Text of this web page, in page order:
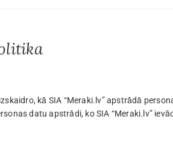
kā SIA “Meraki.lv” apstrādā
datu apstrādi, ko SIA “Meraki.lv”